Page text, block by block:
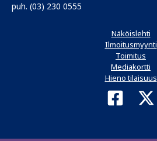
puh. (03) 230 0555
Näköislehti
Ilmoitusmyynti
Toimitus
Mediakortti
Hieno tilaisuus